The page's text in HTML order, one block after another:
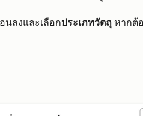
นลงและเลือกประเภทวัตถุ หากต้